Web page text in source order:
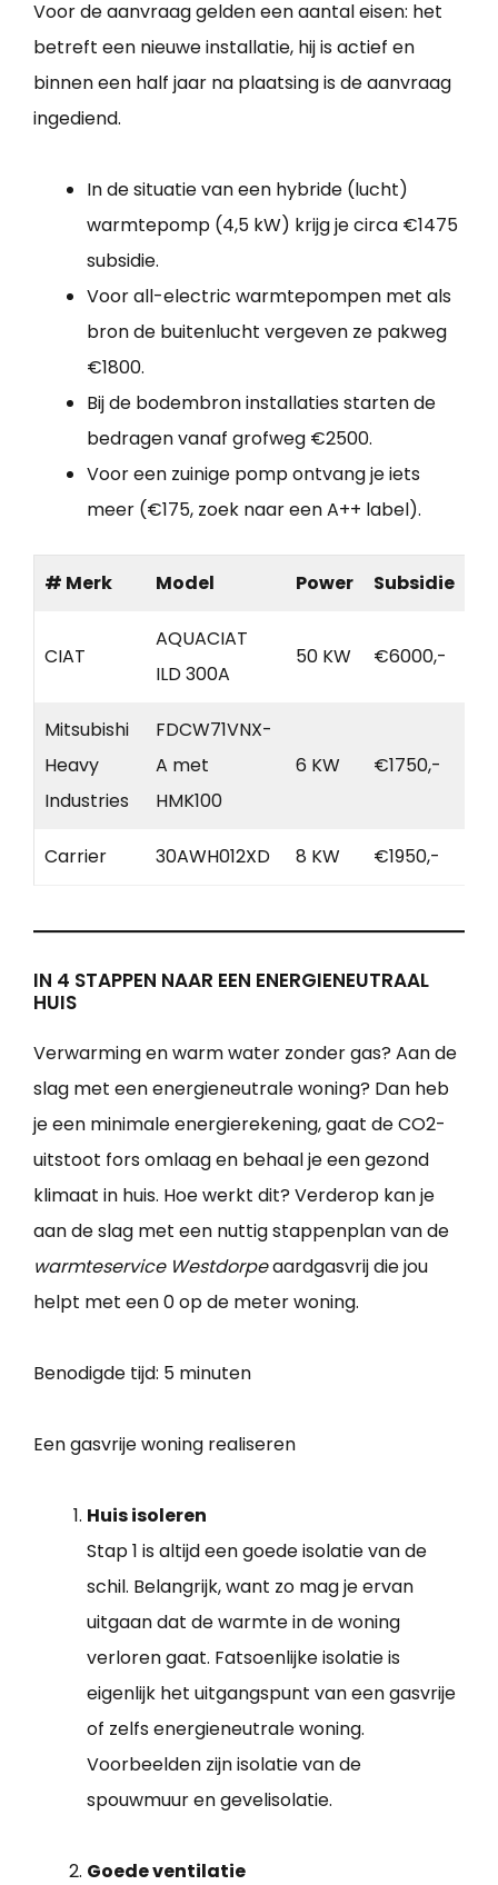
Voor de aanvraag gelden een aantal eisen: het
betreft een nieuwe installatie, hij is actief en
binnen een half jaar na plaatsing is de aanvraag
ingediend.
In de situatie van een hybride (lucht)
warmtepomp (4,5 kW) krijg je circa €1475
subsidie.
Voor all-electric warmtepompen met als
bron de buitenlucht vergeven ze pakweg
€1800.
Bij de bodembron installaties starten de
bedragen vanaf grofweg €2500.
Voor een zuinige pomp ontvang je iets
meer (€175, zoek naar een A++ label).
# Merk Model Power Subsidie
CIAT
AQUACIAT
ILD 300A
50 KW €6000,-
Mitsubishi
Heavy
Industries
FDCW71VNX-
A met
HMK100
6 KW €1750,-
Carrier 30AWH012XD 8 KW €1950,-
IN 4 STAPPEN NAAR EEN ENERGIENEUTRAAL
HUIS
Verwarming en warm water zonder gas? Aan de
slag met een energieneutrale woning? Dan heb
je een minimale energierekening, gaat de CO2-
uitstoot fors omlaag en behaal je een gezond
klimaat in huis. Hoe werkt dit? Verderop kan je
aan de slag met een nuttig stappenplan van de
warmteservice Westdorpeaardgasvrij die jou
helpt met een 0 op de meter woning.
Benodigde tijd: 5 minuten
Een gasvrije woning realiseren
Huis isoleren
Stap 1 is altijd een goede isolatie van de
schil. Belangrijk, want zo mag je ervan
uitgaan dat de warmte in de woning
verloren gaat. Fatsoenlijke isolatie is
eigenlijk het uitgangspunt van een gasvrije
of zelfs energieneutrale woning.
Voorbeelden zijn isolatie van de
spouwmuur en gevelisolatie.
Goede ventilatie